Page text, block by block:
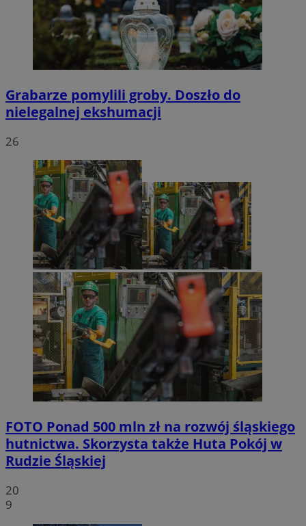
Grabarze pomylili groby. Doszło do
nielegalnej ekshumacji
26
FOTO Ponad 500 mln zł na rozwój śląskiego
hutnictwa. Skorzysta także Huta Pokój w
Rudzie Śląskiej
20
9